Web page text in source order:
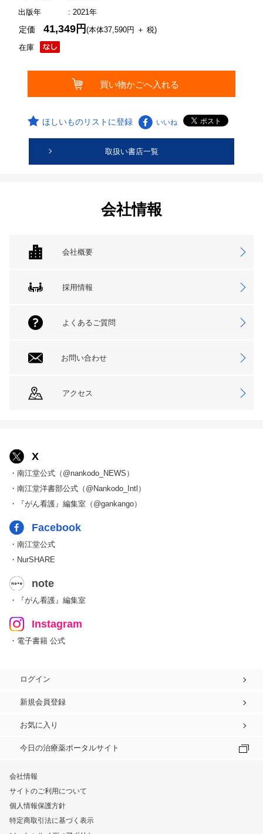
出版年
: 2021年
在庫
定価41,349円(本体37,590円 ＋ 税)
ほしいものリストに登録 いいね
取扱い書店一覧
会社情報
会社概要
採用情報
よくあるご質問
お問い合わせ
アクセス
X
・南江堂公式（@nankodo_NEWS）
・南江堂洋書部公式（@Nankodo_Intl）
・『がん看護』編集室（@gankango）
Facebook
・南江堂公式
・NurSHARE
note
・『がん看護』編集室
Instagram
・電子書籍 公式
ログイン
新規会員登録
お気に入り
今日の治療薬ポータルサイト
会社情報
サイトのご利用について
個人情報保護方針
特定商取引法に基づく表示